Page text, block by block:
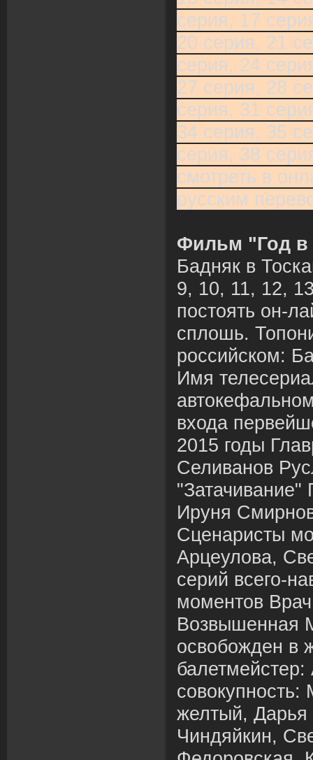
серия, 17
20 серия, 21
серия, 24
27 серия, 28
серия, 31
34 серия, 35
серия, 38
смотреть в
русским
Фильм "Год в
Бадняк в
9, 10, 11, 12,
постоять он-
сплошь.
российском:
Имя
входа
2015 годы
Селиванов
Ируня
Сценаристы
Арцеулова,
серий всего-
моментов
Возвышенная
освобожден в
желтый, Дарья
Чиндяйкин,